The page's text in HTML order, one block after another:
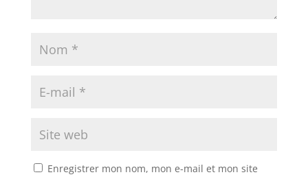
Enregistrer mon nom, mon e-mail et mon site